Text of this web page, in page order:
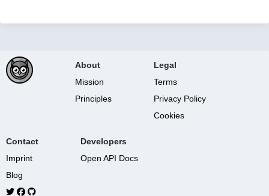
About
Mission
Principles
Legal
Terms
Privacy Policy
Cookies
Contact
Imprint
Blog
Developers
Open API Docs